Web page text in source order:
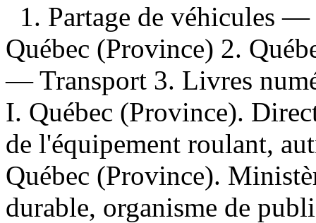
1. Partage de véhicules
Québec (Province) 2.
— Transport 3. Livres
I. Québec (Province).
de l'équipement roulant,
Québec (Province).
durable, organisme de